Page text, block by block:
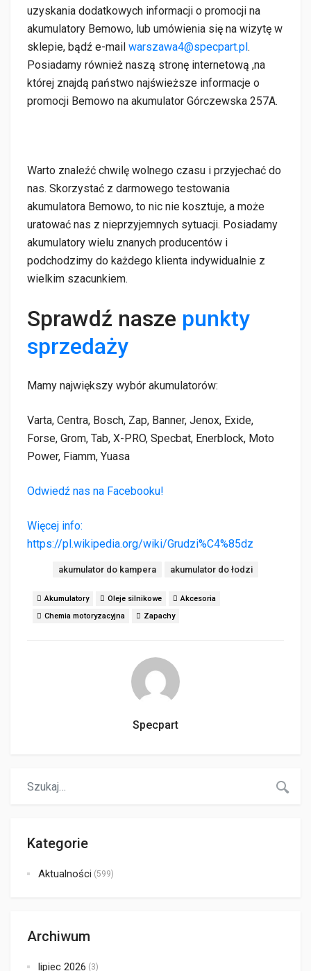
uzyskania dodatkowych informacji o promocji na
akumulatory Bemowo, lub umówienia się na wizytę w
sklepie, bądź e-mail warszawa4@specpart.pl.
Posiadamy również naszą stronę internetową ,na
której znajdą państwo najświeższe informacje o
promocji Bemowo na akumulator Górczewska 257A.
Warto znaleźć chwilę wolnego czasu i przyjechać do
nas. Skorzystać z darmowego testowania
akumulatora Bemowo, to nic nie kosztuje, a może
uratować nas z nieprzyjemnych sytuacji. Posiadamy
akumulatory wielu znanych producentów i
podchodzimy do każdego klienta indywidualnie z
wielkim szacunkiem.
Sprawdź nasze punkty
sprzedaży
Mamy największy wybór akumulatorów:
Varta, Centra, Bosch, Zap, Banner, Jenox, Exide,
Forse, Grom, Tab, X-PRO, Specbat, Enerblock, Moto
Power, Fiamm, Yuasa
Odwiedź nas na Facebooku!
Więcej info:
https://pl.wikipedia.org/wiki/Grudzi%C4%85dz
Tagi:
akumulator do kampera akumulator do łodzi
Akumulatory Oleje silnikowe
Akcesoria
Chemia motoryzacyjna
Zapachy
Specpart
Kategorie
Aktualności (599)
Archiwum
lipiec 2026 (3)